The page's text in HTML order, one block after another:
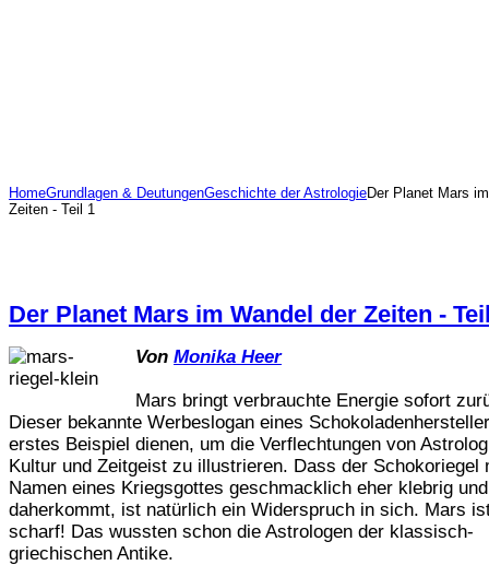
HomeGrundlagen & DeutungenGeschichte der AstrologieDer Planet Mars
Zeiten - Teil 1
Der Planet Mars im Wandel der Zeiten -
Von Monika Heer
Mars bringt verbrauchte Energie sofort
Dieser bekannte Werbeslogan eines
erstes Beispiel dienen, um die Verflechtungen von
Kultur und Zeitgeist zu illustrieren. Dass der Schokoriegel
Namen eines Kriegsgottes geschmacklich eher klebrig
daherkommt, ist natürlich ein Widerspruch in sich. Mars
scharf! Das wussten schon die Astrologen der klassisch-
griechischen Antike.